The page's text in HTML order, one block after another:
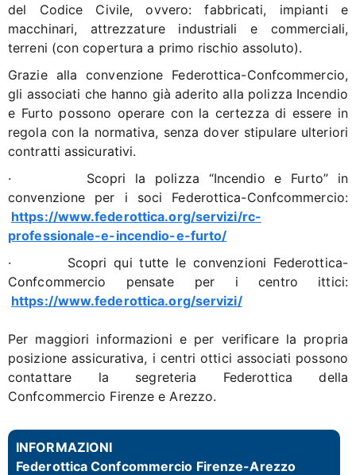
del Codice Civile, ovvero: fabbricati, impianti e
macchinari, attrezzature industriali e commerciali,
terreni (con copertura a primo rischio assoluto).
Grazie alla convenzione Federottica-Confcommercio,
gli associati che hanno già aderito alla polizza Incendio
e Furto possono operare con la certezza di essere in
regola con la normativa, senza dover stipulare ulteriori
contratti assicurativi.
· Scopri la polizza “Incendio e Furto” in
convenzione per i soci Federottica-Confcommercio:
https://www.federottica.org/servizi/rc-
professionale-e-incendio-e-furto/
· Scopri qui tutte le convenzioni Federottica-
Confcommercio pensate per i centro ittici:
https://www.federottica.org/servizi/
Per maggiori informazioni e per verificare la propria
posizione assicurativa, i centri ottici associati possono
contattare la segreteria Federottica della
Confcommercio Firenze e Arezzo.
INFORMAZIONI
Federottica Confcommercio Firenze-Arezzo